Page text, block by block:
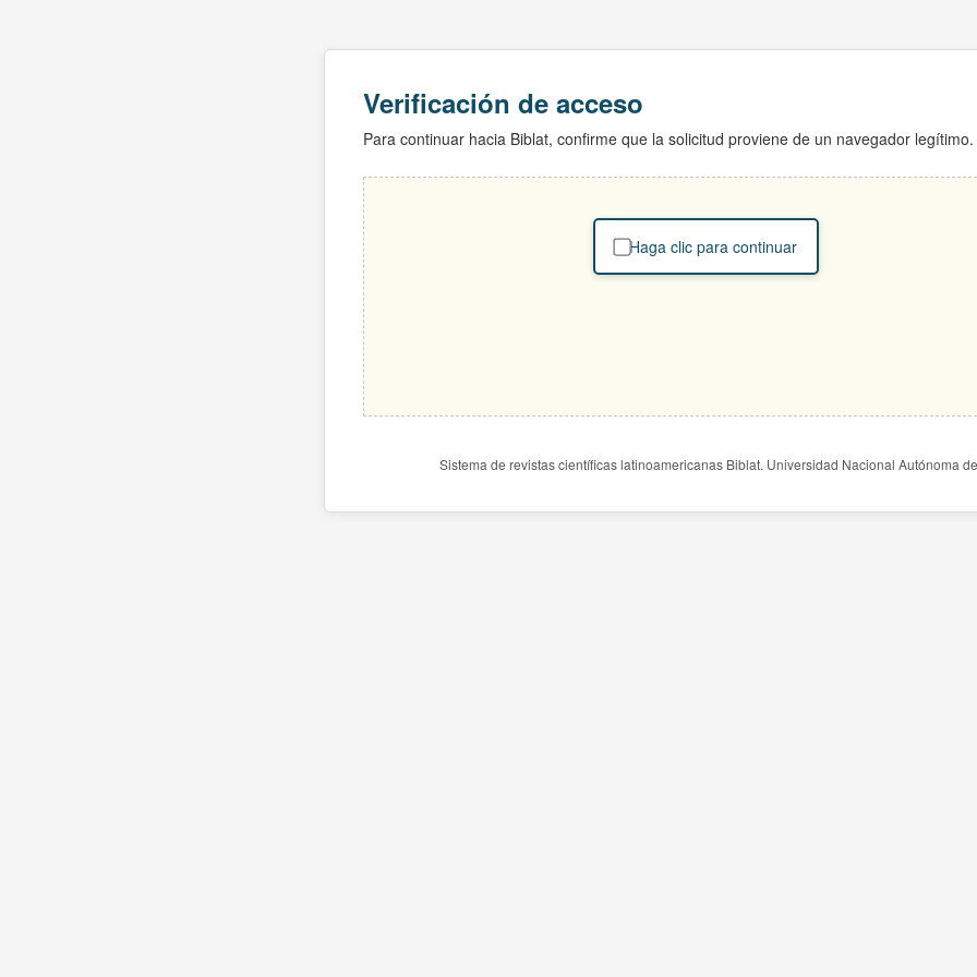
Verificación de acceso
Para continuar hacia Biblat, confirme que la solicitud proviene de un navegador legítimo.
Haga clic para continuar
Sistema de revistas científicas latinoamericanas Biblat. Universidad Nacional Autónoma